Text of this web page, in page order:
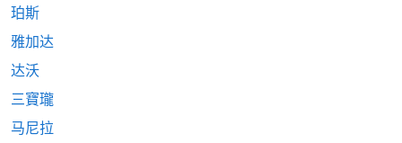
珀斯
雅加达
达沃
三寶瓏
马尼拉